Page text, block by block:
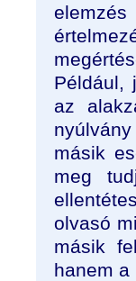
Például,
az
másik
meg
olvasó
másik
hanem